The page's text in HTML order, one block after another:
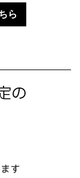
ら
の